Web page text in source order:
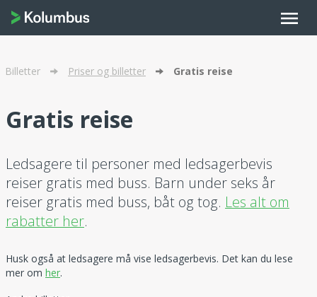
menu
Billetter Priser og billetter Gratis reise
Gratis reise
Ledsagere til personer med ledsagerbevis
reiser gratis med buss. Barn under seks år
reiser gratis med buss, båt og tog. Les alt om
rabatter her.
Husk også at ledsagere må vise ledsagerbevis. Det kan du lese
mer om her.